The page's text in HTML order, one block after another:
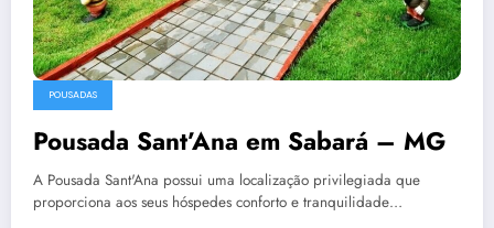
POUSADAS
Pousada Sant’Ana em Sabará – MG
A Pousada Sant'Ana possui uma localização privilegiada que
proporciona aos seus hóspedes conforto e tranquilidade…